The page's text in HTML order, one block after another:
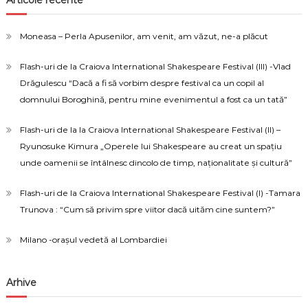
Moneasa – Perla Apusenilor, am venit, am văzut, ne-a plăcut
Flash-uri de la Craiova International Shakespeare Festival (III) -Vlad
Drăgulescu “Dacă a fi să vorbim despre festival ca un copil al
domnului Boroghină, pentru mine evenimentul a fost ca un tată”
Flash-uri de la la Craiova International Shakespeare Festival (II) –
Ryunosuke Kimura „Operele lui Shakespeare au creat un spațiu
unde oamenii se întâlnesc dincolo de timp, naționalitate și cultură”
Flash-uri de la Craiova International Shakespeare Festival (I) -Tamara
Trunova : “Cum să privim spre viitor dacă uităm cine suntem?”
Milano -orașul vedetă al Lombardiei
Arhive